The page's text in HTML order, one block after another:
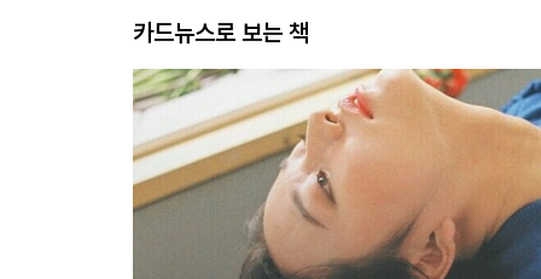
카드뉴스로 보는 책